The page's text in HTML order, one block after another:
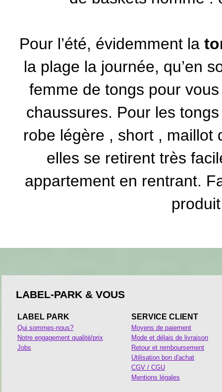
Pour l’été, évidemment la
la plage la journée, qu’en
femme de tongs pour
chaussures. Pour les
robe légère , short, maillot
elles se retirent très
appartement en rentrant.
LABEL-PARK & VOUS
LABEL PARK
Qui sommes-nous?
Notre engagement qualité/prix
Jobs
SERVICE CLIENT
Moyens de paiement
Mode et délais de livraison
Retour et remboursement
Utilisation bon d'achat
CGV / CGU
Mentions légales